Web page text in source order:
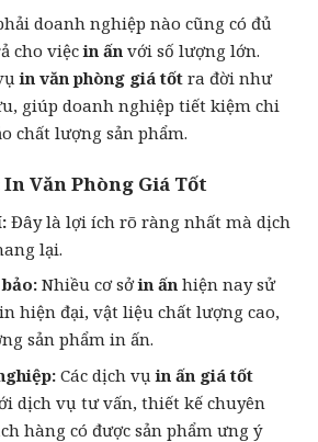
doanh nghiệp nào cũng có đủ
cho việcin ấn với số lượng lớn.
in văn phòng giá tốt ra đời như
giúp doanh nghiệp tiết kiệm chi
chất lượng sản phẩm.
Văn Phòng Giá Tốt
Đây là lợi ích rõ ràng nhất mà dịch
lại.
Nhiều cơ sởin ấn hiện nay sử
hiện đại, vật liệu chất lượng cao,
sản phẩm in ấn.
Các dịch vụin ấn giá tốt
dịch vụ tư vấn, thiết kế chuyên
hàng có được sản phẩm ưng ý